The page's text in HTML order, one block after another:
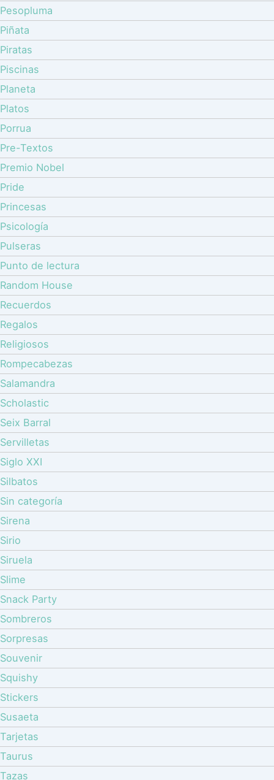
Pesopluma
Piñata
Piratas
Piscinas
Planeta
Platos
Porrua
Pre-Textos
Premio Nobel
Pride
Princesas
Psicología
Pulseras
Punto de lectura
Random House
Recuerdos
Regalos
Religiosos
Rompecabezas
Salamandra
Scholastic
Seix Barral
Servilletas
Siglo XXI
Silbatos
Sin categoría
Sirena
Sirio
Siruela
Slime
Snack Party
Sombreros
Sorpresas
Souvenir
Squishy
Stickers
Susaeta
Tarjetas
Taurus
Tazas